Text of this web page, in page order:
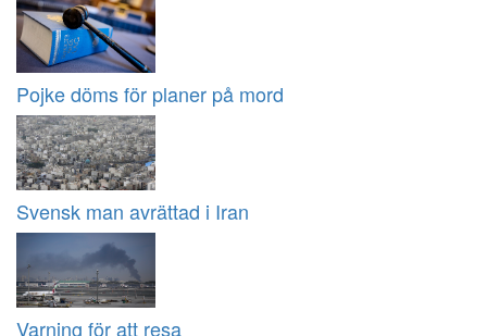
Pojke döms för planer på mord
Svensk man avrättad i Iran
Varning för att resa